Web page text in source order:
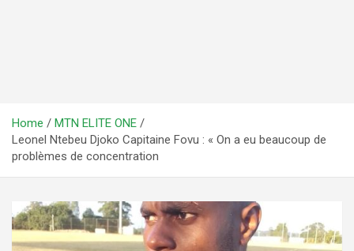
Home
MTN ELITE ONE
Leonel Ntebeu Djoko Capitaine Fovu : « On a eu beaucoup de
problèmes de concentration